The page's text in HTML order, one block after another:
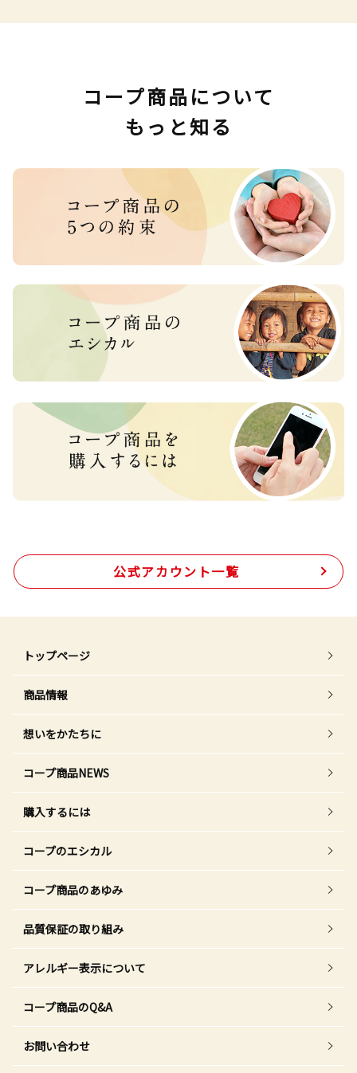
コープ商品について
もっと知る
公式アカウント一覧
トップページ
商品情報
想いをかたちに
コープ商品NEWS
購入するには
コープのエシカル
コープ商品のあゆみ
品質保証の取り組み
アレルギー表示について
コープ商品のQ&A
お問い合わせ